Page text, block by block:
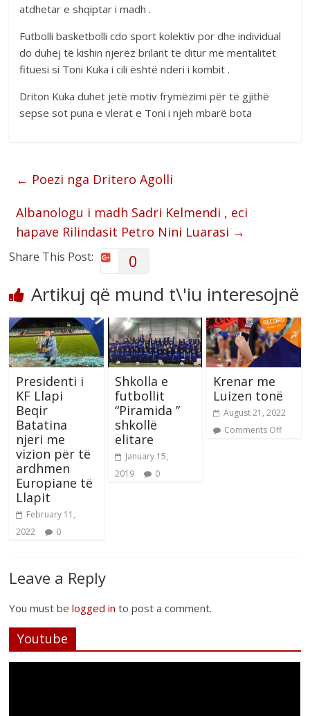
atdhetar e shqiptar i madh .
Futbolli basketbolli cdo sport kolektiv por dhe individual
do duhej të kishin njerëz brilant të ditur me mentalitet
fituesi si Toni Kuka i cili është nderi i kombit .
Driton Kuka duhet jetë motiv frymëzimi për të gjithë
sepse sot puna e vlerat e Toni i njeh mbarë bota
← Poezi nga Dritero Agolli
Albanologu i madh Sadri Kelmendi , eci
hapave Rilindasit Petro Nini Luarasi →
Share This Post: 0
Artikuj që mund t\'iu interesojnë
Presidenti i
KF Llapi
Beqir
Batatina
njeri me
vizion për të
ardhmen
Europiane të
Llapit
February 11,
2022
0
Shkolla e
futbollit
“Piramida ”
shkollë
elitare
January 15,
2019
0
Krenar me
Luizen tonë
August 21, 2022
Comments Off
Leave a Reply
You must belogged in to post a comment.
Youtube